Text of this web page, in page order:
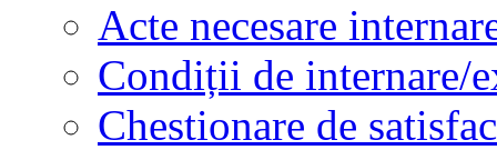
Acte necesare
Condiții de internare/
Chestionare de